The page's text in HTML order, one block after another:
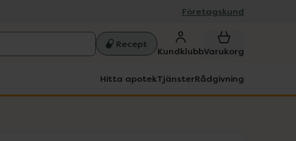
Företagskund
Recept
KundklubbVarukorg
Hitta apotekTjänsterRådgivning